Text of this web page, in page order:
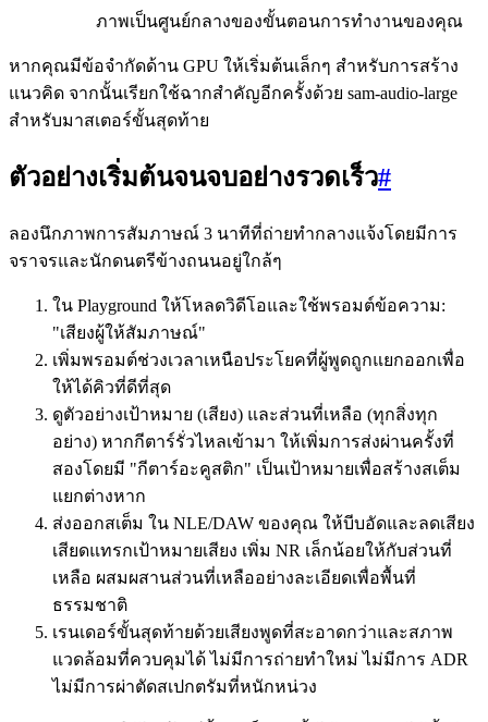
ภาพเป็นศูนย์กลางของขั้นตอนการทำงานของคุณ
หากคุณมีข้อจำกัดด้าน GPU ให้เริ่มต้นเล็กๆ สำหรับการสร้าง
แนวคิด จากนั้นเรียกใช้ฉากสำคัญอีกครั้งด้วย sam-audio-large
สำหรับมาสเตอร์ขั้นสุดท้าย
ตัวอย่างเริ่มต้นจนจบอย่างรวดเร็ว#
ลองนึกภาพการสัมภาษณ์ 3 นาทีที่ถ่ายทำกลางแจ้งโดยมีการ
จราจรและนักดนตรีข้างถนนอยู่ใกล้ๆ
ใน Playground ให้โหลดวิดีโอและใช้พรอมต์ข้อความ:
"เสียงผู้ให้สัมภาษณ์"
เพิ่มพรอมต์ช่วงเวลาเหนือประโยคที่ผู้พูดถูกแยกออกเพื่อ
ให้ได้คิวที่ดีที่สุด
ดูตัวอย่างเป้าหมาย (เสียง) และส่วนที่เหลือ (ทุกสิ่งทุก
อย่าง) หากกีตาร์รั่วไหลเข้ามา ให้เพิ่มการส่งผ่านครั้งที่
สองโดยมี "กีตาร์อะคูสติก" เป็นเป้าหมายเพื่อสร้างสเต็ม
แยกต่างหาก
ส่งออกสเต็ม ใน NLE/DAW ของคุณ ให้บีบอัดและลดเสียง
เสียดแทรกเป้าหมายเสียง เพิ่ม NR เล็กน้อยให้กับส่วนที่
เหลือ ผสมผสานส่วนที่เหลืออย่างละเอียดเพื่อพื้นที่
ธรรมชาติ
เรนเดอร์ขั้นสุดท้ายด้วยเสียงพูดที่สะอาดกว่าและสภาพ
แวดล้อมที่ควบคุมได้ ไม่มีการถ่ายทำใหม่ ไม่มีการ ADR
ไม่มีการผ่าตัดสเปกตรัมที่หนักหน่วง